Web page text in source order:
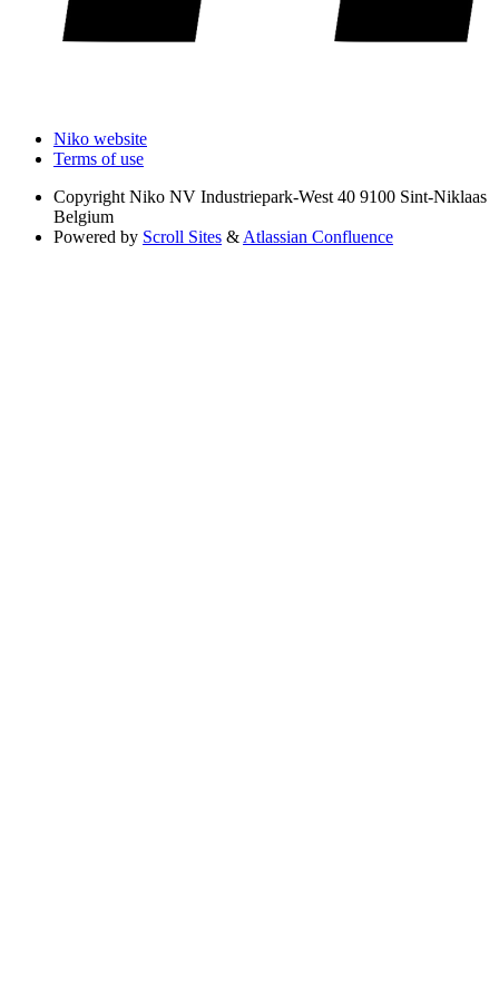
Niko website
Terms of use
Copyright Niko NV Industriepark-West 40 9100 Sint-Niklaas
Belgium
Powered by Scroll Sites & Atlassian Confluence